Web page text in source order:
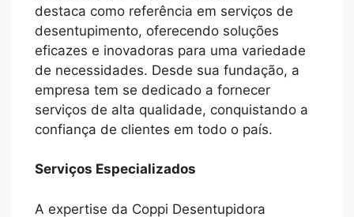
destaca como referência em serviços de
desentupimento, oferecendo soluções
eficazes e inovadoras para uma variedade
de necessidades. Desde sua fundação, a
empresa tem se dedicado a fornecer
serviços de alta qualidade, conquistando a
confiança de clientes em todo o país.
Serviços Especializados
A expertise da Coppi Desentupidora